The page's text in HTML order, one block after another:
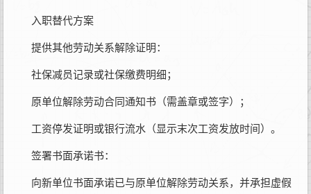
‌入职替代方案‌
‌提供其他劳动关系解除证明‌：
社保减员记录或社保缴费明细；
原单位解除劳动合同通知书（需盖章或签字）；
工资停发证明或银行流水（显示末次工资发放时间）。‌‌
‌签署书面承诺书‌：
向新单位书面承诺已与原单位解除劳动关系，并承担虚假